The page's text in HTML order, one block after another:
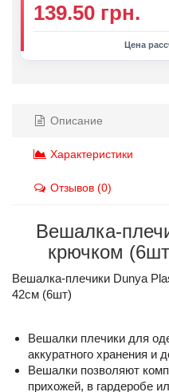
139.50 грн.
Цена
Описание
Характеристики
Отзывов (0)
Вешалка-
крючком
Вешалка-плечики Dunya
42см (6шт)
Вешалки плечики для
аккуратного хранения и
Вешалки позволяют
прихожей, в гардеробе